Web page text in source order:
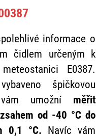
informace o
čidlem určeným k
E0387.
špičkovou
umožní měřit
od -40 °C do
0,1 °C. Navíc vám